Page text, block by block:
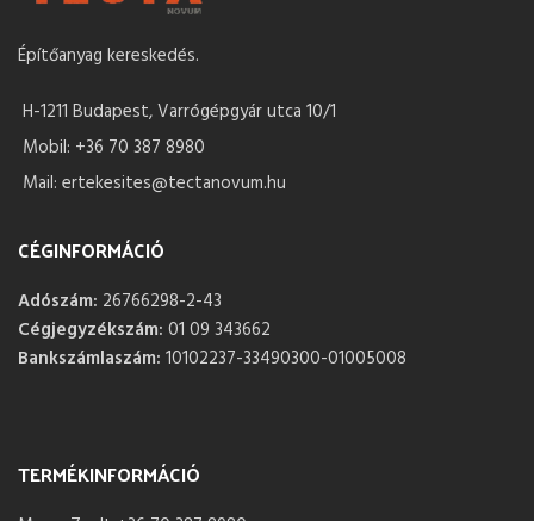
Építőanyag kereskedés.
H-1211 Budapest, Varrógépgyár utca 10/1
Mobil: +36 70 387 8980
Mail: ertekesites@tectanovum.hu
CÉGINFORMÁCIÓ
Adószám: 26766298-2-43
Cégjegyzékszám: 01 09 343662
Bankszámlaszám: 10102237-33490300-01005008
TERMÉKINFORMÁCIÓ